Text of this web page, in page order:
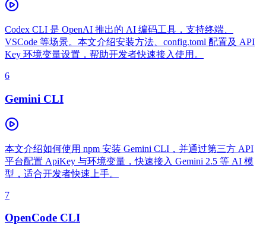
Codex CLI 是 OpenAI 推出的 AI 编码工具，支持终端、
VSCode 等场景。本文介绍安装方法、config.toml 配置及 API
Key 环境变量设置，帮助开发者快速接入使用。
6
Gemini CLI
本文介绍如何使用 npm 安装 Gemini CLI，并通过第三方 API
平台配置 ApiKey 与环境变量，快速接入 Gemini 2.5 等 AI 模
型，适合开发者快速上手。
7
OpenCode CLI